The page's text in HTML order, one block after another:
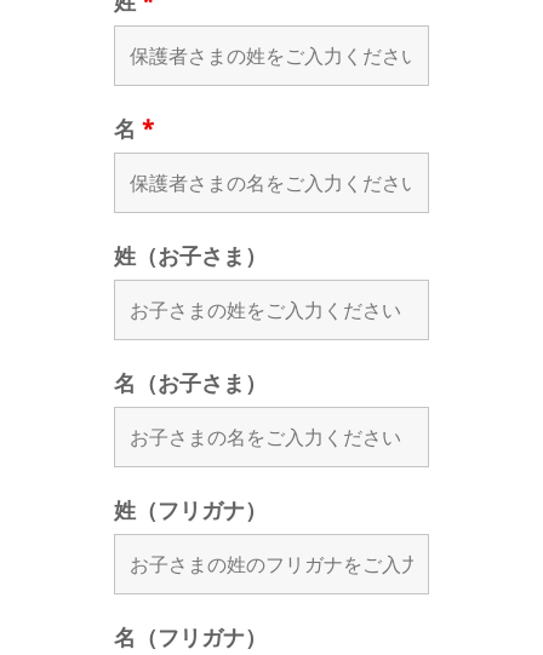
名 *
姓（お子さま）
名（お子さま）
姓（フリガナ）
名（フリガナ）